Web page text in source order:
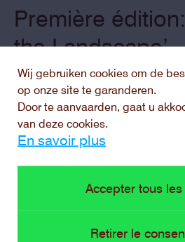
Wij gebruiken cookies om de
op onze site te garanderen.
Door te aanvaarden, gaat u
van deze cookies.
En savoir plus
Accepter tous
Retirer le
Première
the Landscape’
Le premier Projet de recherche
parallèlement à la présentation
en 2023. Cette année, de
trouveront une nouvelle place
paysager environnant en
grande attention. Depuis la
la nature a trop souvent constitué
passif pour les sculptures.
la nature et l'art comme un tout et